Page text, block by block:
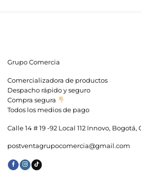
Grupo Comercia
Comercializadora de productos
Despacho rápido y seguro
Compra segura
Todos los medios de pago
Calle 14 # 19 -92 Local 112 Innovo, Bogotá,
postventagrupocomercia@gmail.com